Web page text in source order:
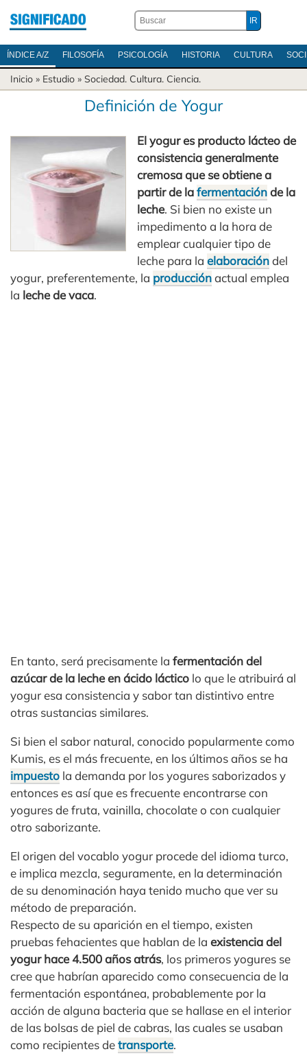
ÍNDICE A/Z FILOSOFÍA PSICOLOGÍA HISTORIA CULTURA
Inicio » Estudio » Sociedad. Cultura. Ciencia.
Definición de Yogur
El yogur es producto lácteo de
consistencia generalmente
cremosa que se obtiene a
partir de lafermentaciónde la
leche. Si bien no existe un
impedimento a la hora de
emplear cualquier tipo de
leche para laelaboracióndel
yogur, preferentemente, la producciónactual emplea
la leche de vaca.
En tanto, será precisamente la fermentación del
azúcar de la leche en ácido láctico lo que le atribuirá al
yogur esa consistencia y sabor tan distintivo entre
otras sustancias similares.
Si bien el sabor natural, conocido popularmente como
Kumis, es el más frecuente, en los últimos años se ha
impuesto la demanda por los yogures saborizados y
entonces es así que es frecuente encontrarse con
yogures de fruta, vainilla, chocolate o con cualquier
otro saborizante.
El origen del vocablo yogur procede del idioma turco,
e implica mezcla, seguramente, en la determinación
de su denominación haya tenido mucho que ver su
método de preparación.
Respecto de su aparición en el tiempo, existen
pruebas fehacientes que hablan de la existencia del
yogur hace 4.500 años atrás, los primeros yogures se
cree que habrían aparecido como consecuencia de la
fermentación espontánea, probablemente por la
acción de alguna bacteria que se hallase en el interior
de las bolsas de piel de cabras, las cuales se usaban
como recipientes detransporte.